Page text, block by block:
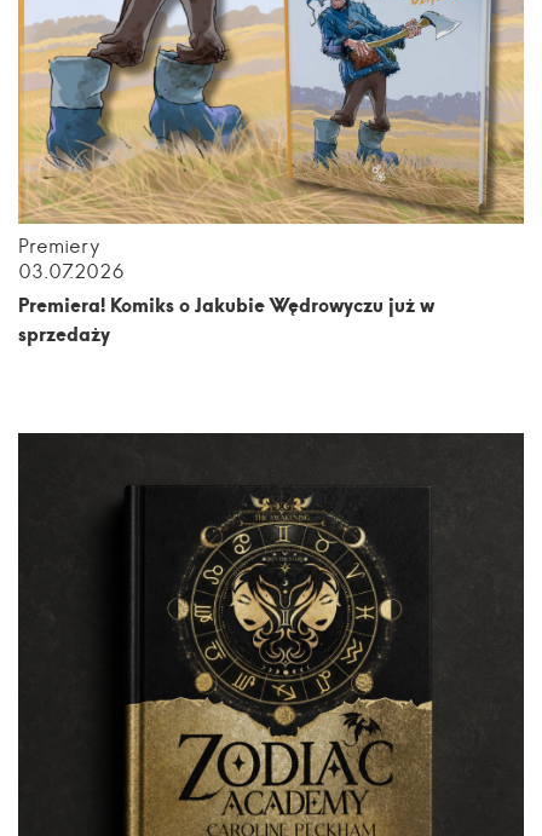
Premiery
03.07.2026
Premiera! Komiks o Jakubie Wędrowyczu już w
sprzedaży